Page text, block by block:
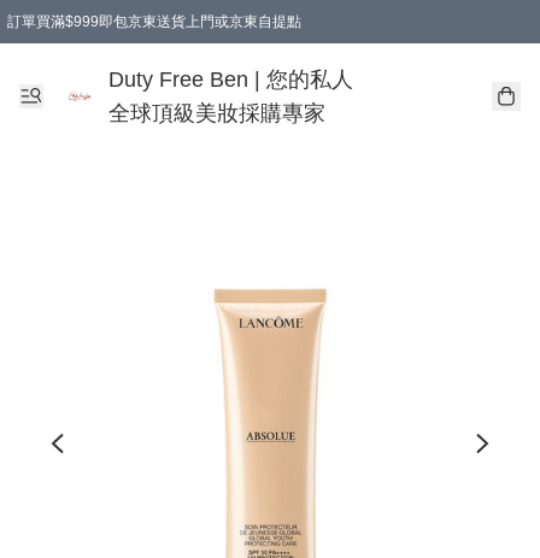
訂單買滿$999即包京東送貨上門或京東自提點
Duty Free Ben | 您的私人
全球頂級美妝採購專家